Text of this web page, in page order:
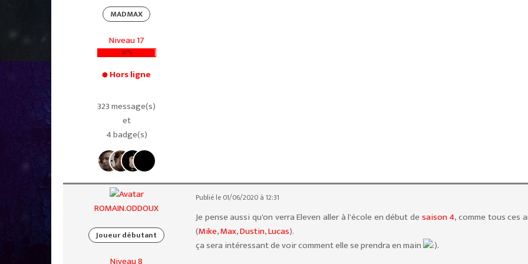
MADMAX
Niveau 17
97%
Hors ligne
323 message(s)
et
4 badge(s)
ROMAIN.ODDOUX
Joueur débutant
Publié le 01/06/2020 à 12:31
Je pense aussi qu'on verra Eleven aller à l'école en début desaison 4, comme tous ces
(Mike,Max,Dustin,Lucas).
ça sera intéressant de voir comment elle se prendra en main
.